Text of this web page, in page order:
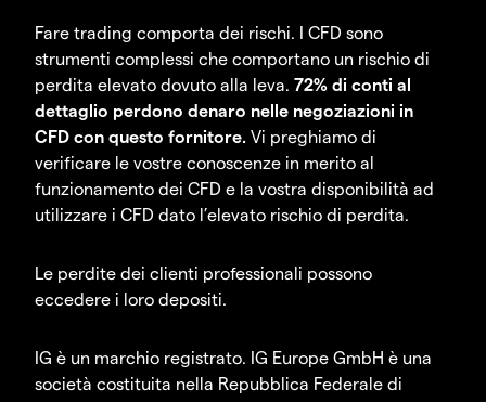
Fare trading comporta dei rischi. I CFD sono
strumenti complessi che comportano un rischio di
perdita elevato dovuto alla leva. 72% di conti al
dettaglio perdono denaro nelle negoziazioni in
CFD con questo fornitore. Vi preghiamo di
verificare le vostre conoscenze in merito al
funzionamento dei CFD e la vostra disponibilità ad
utilizzare i CFD dato l’elevato rischio di perdita.
Le perdite dei clienti professionali possono
eccedere i loro depositi.
IG è un marchio registrato. IG Europe GmbH è una
società costituita nella Repubblica Federale di